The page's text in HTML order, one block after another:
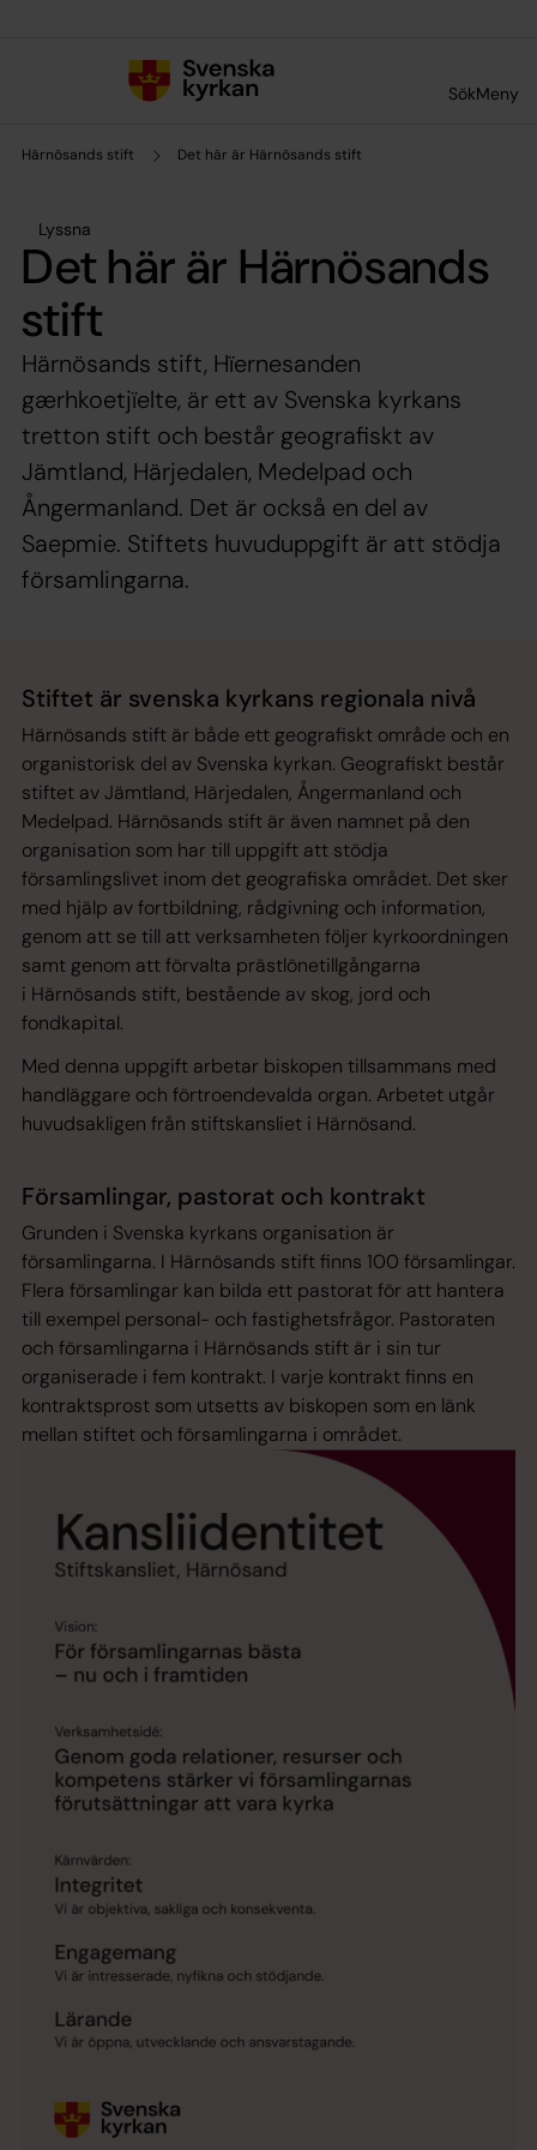
SökMeny
Härnösands stift Det här är Härnösands stift
Lyssna
Det här är Härnösands
stift
Härnösands stift, Hïernesanden
gærhkoetjïelte, är ett av Svenska kyrkans
tretton stift och består geografiskt av
Jämtland, Härjedalen, Medelpad och
Ångermanland. Det är också en del av
Saepmie. Stiftets huvuduppgift är att stödja
församlingarna.
Stiftet är svenska kyrkans regionala nivå
Härnösands stift är både ett geografiskt område och en
organistorisk del av Svenska kyrkan. Geografiskt består
stiftet av Jämtland, Härjedalen, Ångermanland och
Medelpad. Härnösands stift är även namnet på den
organisation som har till uppgift att stödja
församlingslivet inom det geografiska området. Det sker
med hjälp av fortbildning, rådgivning och information,
genom att se till att verksamheten följer kyrkoordningen
samt genom att förvalta prästlönetillgångarna
i Härnösands stift, bestående av skog, jord och
fondkapital.
Med denna uppgift arbetar biskopen tillsammans med
handläggare och förtroendevalda organ. Arbetet utgår
huvudsakligen från stiftskansliet i Härnösand.
Församlingar, pastorat och kontrakt
Grunden i Svenska kyrkans organisation är
församlingarna. I Härnösands stift finns 100 församlingar.
Flera församlingar kan bilda ett pastorat för att hantera
till exempel personal- och fastighetsfrågor. Pastoraten
och församlingarna i Härnösands stift är i sin tur
organiserade i fem kontrakt. I varje kontrakt finns en
kontraktsprost som utsetts av biskopen som en länk
mellan stiftet och församlingarna i området.